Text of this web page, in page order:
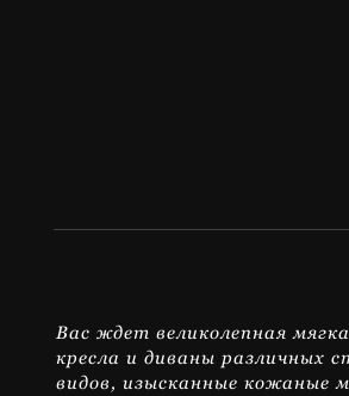
Вас ждет великолепная
кресла и диваны различных
видов, изысканные кожаные